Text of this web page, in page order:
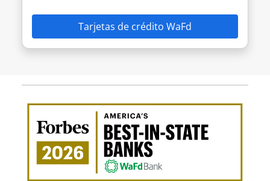
Tarjetas de crédito WaFd